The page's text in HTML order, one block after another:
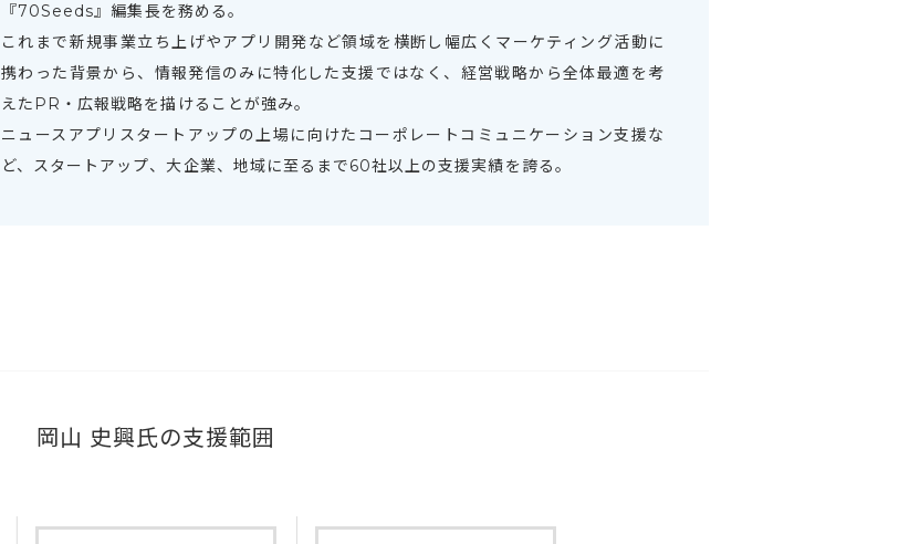
『70Seeds』編集長を務める。
これまで新規事業立ち上げやアプリ開発など領域を横断し幅広くマーケティング活動に
携わった背景から、情報発信のみに特化した支援ではなく、経営戦略から全体最適を考
えたPR・広報戦略を描けることが強み。
ニュースアプリスタートアップの上場に向けたコーポレートコミュニケーション支援な
ど、スタートアップ、大企業、地域に至るまで60社以上の支援実績を誇る。
岡山 史興氏の支援範囲